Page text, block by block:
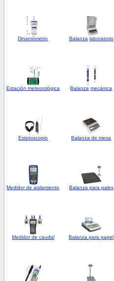
Dinamómetro Balanza laboratorio
Estación meteorológica Balanza mecánica
Estetoscopio Balanza de mesa
Medidor de aislamiento Balanza para pales
Medidor de caudal Balanza para papel